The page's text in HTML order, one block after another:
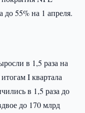
до 55% на 1 апреля.
в 1,5 раза на
I квартала
в 1,5 раза до
до 170 млрд